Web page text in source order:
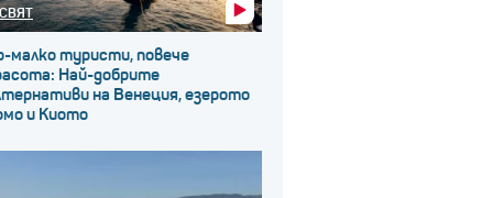
СВЯТ
малко туристи, повече
Най-добрите
на Венеция, езерото
и Киото